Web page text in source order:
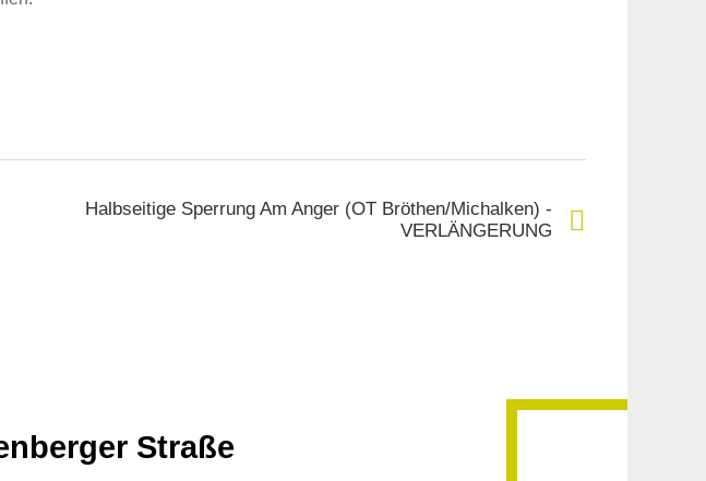
Halbseitige Sperrung Am Anger (OT Bröthen/Michalken) -
VERLÄNGERUNG
Straße